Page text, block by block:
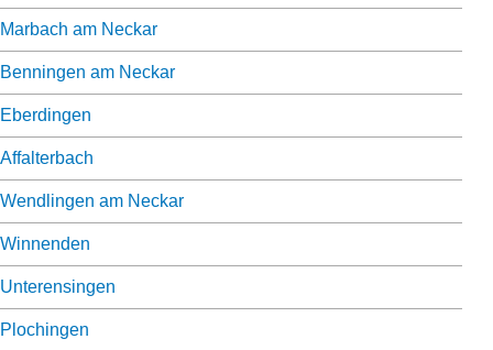
Marbach am Neckar
Benningen am Neckar
Eberdingen
Affalterbach
Wendlingen am Neckar
Winnenden
Unterensingen
Plochingen